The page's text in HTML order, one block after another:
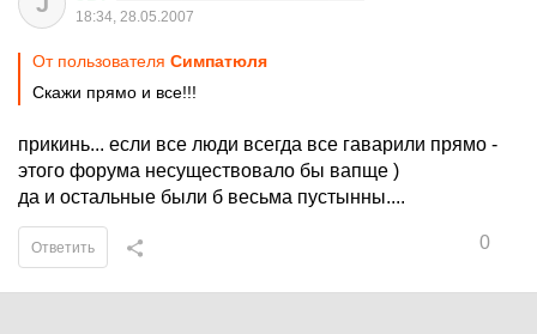
18:34, 28.05.2007
От пользователя Симпатюля
Скажи прямо и все!!!
прикинь... если все люди всегда все гаварили прямо -
этого форума несуществовало бы вапще )
да и остальные были б весьма пустынны....
0
Ответить